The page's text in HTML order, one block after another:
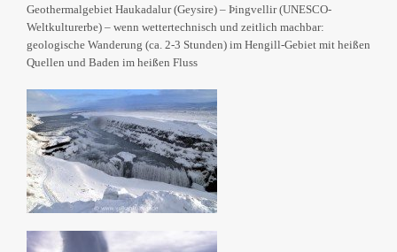
Geothermalgebiet Haukadalur (Geysire) – Þingvellir (UNESCO-
Weltkulturerbe) – wenn wettertechnisch und zeitlich machbar:
geologische Wanderung (ca. 2-3 Stunden) im Hengill-Gebiet mit heißen
Quellen und Baden im heißen Fluss